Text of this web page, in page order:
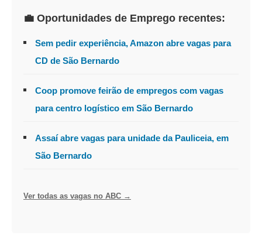
💼 Oportunidades de Emprego recentes:
Sem pedir experiência, Amazon abre vagas para
CD de São Bernardo
Coop promove feirão de empregos com vagas
para centro logístico em São Bernardo
Assaí abre vagas para unidade da Pauliceia, em
São Bernardo
Ver todas as vagas no ABC →